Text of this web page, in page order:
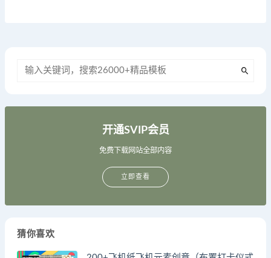
开通SVIP会员
免费下载网站全部内容
立即查看
猜你喜欢